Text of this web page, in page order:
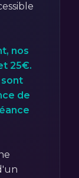
nos
25€.
de